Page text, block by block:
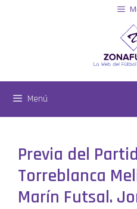
Menú
Previa del
Torreblanca
Marín Futsal.